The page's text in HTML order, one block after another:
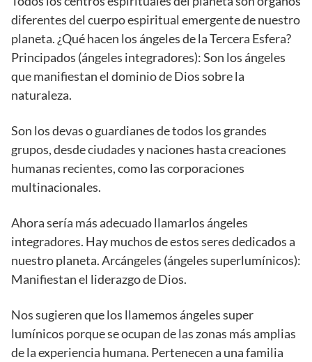
diferentes del cuerpo espiritual emergente de nuestro
planeta. ¿Qué hacen los ángeles de la Tercera Esfera?
Principados (ángeles integradores): Son los ángeles
que manifiestan el dominio de Dios sobre la
naturaleza.
Son los devas o guardianes de todos los grandes
grupos, desde ciudades y naciones hasta creaciones
humanas recientes, como las corporaciones
multinacionales.
Ahora sería más adecuado llamarlos ángeles
integradores. Hay muchos de estos seres dedicados a
nuestro planeta. Arcángeles (ángeles superlumínicos):
Manifiestan el liderazgo de Dios.
Nos sugieren que los llamemos ángeles super
lumínicos porque se ocupan de las zonas más amplias
de la experiencia humana. Pertenecen a una familia